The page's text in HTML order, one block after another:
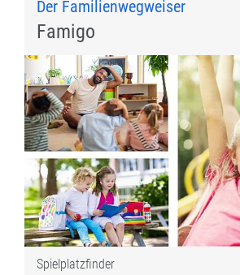
Der Familienwegweiser
Famigo
Spielplatzfinder